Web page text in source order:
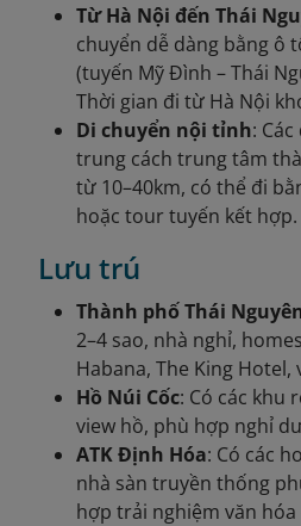
Từ Hà Nội đến Thái
chuyển dễ dàng bằng ô
(tuyến Mỹ Đình – Thái
Thời gian đi từ Hà Nội
Di chuyển nội tỉnh:
trung cách trung tâm
từ 10–40km, có thể đi
hoặc tour tuyến kết hợp.
Lưu trú
Thành phố Thái
2–4 sao, nhà nghỉ,
Habana, The King Hotel,
Hồ Núi Cốc: Có các khu
view hồ, phù hợp nghỉ
ATK Định Hóa: Có các
nhà sàn truyền thống
hợp trải nghiệm văn hóa